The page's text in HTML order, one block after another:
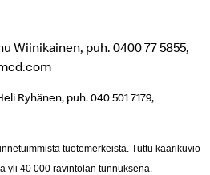
Wiinikainen, puh. 0400 77 5855,
Ryhänen, puh. 040 501 7179,
tuotemerkeistä. Tuttu kaarikuvio
yli 40 000 ravintolan tunnuksena.